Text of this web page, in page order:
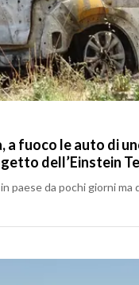
fuoco le auto di
dell’Einstein
paese da pochi giorni ma